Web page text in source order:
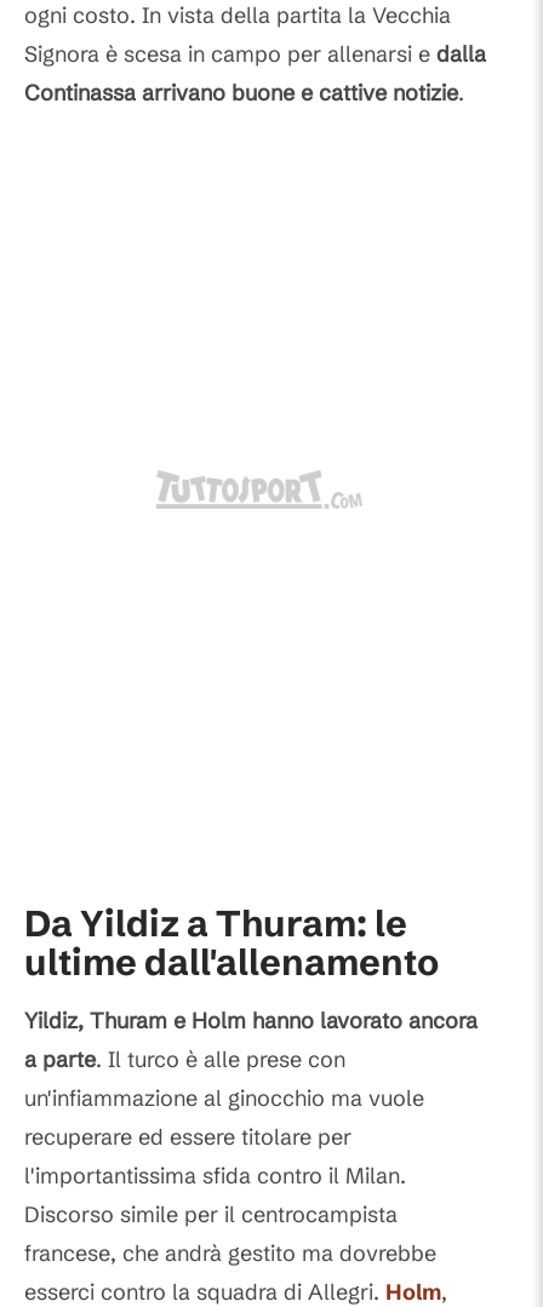
ogni costo. In vista della partita la Vecchia
Signora è scesa in campo per allenarsi e dalla
Continassa arrivano buone e cattive notizie.
Da Yildiz a Thuram: le
ultime dall'allenamento
Yildiz, Thuram e Holm hanno lavorato ancora
a parte. Il turco è alle prese con
un'infiammazione al ginocchio ma vuole
recuperare ed essere titolare per
l'importantissima sfida contro il Milan.
Discorso simile per il centrocampista
francese, che andrà gestito ma dovrebbe
esserci contro la squadra di Allegri. Holm,